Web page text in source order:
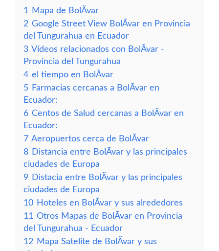
1
Mapa de BolÃ­var
2 Google Street View BolÃ­var en Provincia
del Tungurahua en Ecuador
3 Vídeos relacionados con BolÃ­var -
Provincia del Tungurahua
4 el tiempo en BolÃ­var
5 Farmacias cercanas a BolÃ­var en
Ecuador:
6 Centos de Salud cercanas a BolÃ­var en
Ecuador:
7 Aeropuertos cerca de BolÃ­var
8 Distancia entre BolÃ­var y las principales
ciudades de Europa
9 Distacia entre BolÃ­var y las principales
ciudades de Europa
10 Hoteles en BolÃ­var y sus alrededores
11 Otros Mapas de BolÃ­var en Provincia
del Tungurahua - Ecuador
12 Mapa Satelite de BolÃ­var y sus